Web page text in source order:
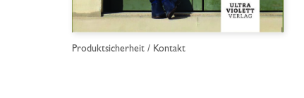
Produktsicherheit / Kontakt